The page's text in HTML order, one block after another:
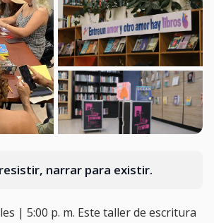
narrar para existir.
| 5:00 p. m. Este taller de escritura